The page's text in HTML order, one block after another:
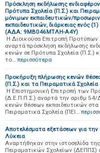
Πρόσκληση εκδήλωσης
Πρότυπα Σχολεία (Π.Σ.) και
μόνιμων εκπαιδευτικών/
εκπαιδευτικών, διάρκειας ενός
(ΑΔΑ: 9ΜΒ046ΜΤΛΗ-Α4Υ)
Η Διοικούσα Επιτροπή
αναρτά πρόσκληση εκδήλωσης
κενών σε Πρότυπα Σχολεία (Π.Σ.)
το… περισσότερα
Προκήρυξη πλήρωσης κενών
(Π.Σ.) και τα Πειραματικά
Η Επιστημονική Επιτροπή των
(Δ.Ε.Π.Π.Σ.) αναρτά την αριθμ
κενών θέσεων εκπαιδευτικών
Πειραματικά Σχολεία (ΠΕΙ…
Αποτελέσματα εξετάσεων για
Λύκεια
Αναρτήθηκαν στην ιστοσελίδα
Πειραματικών Σχολείων (ΔΕΠΠΣ)